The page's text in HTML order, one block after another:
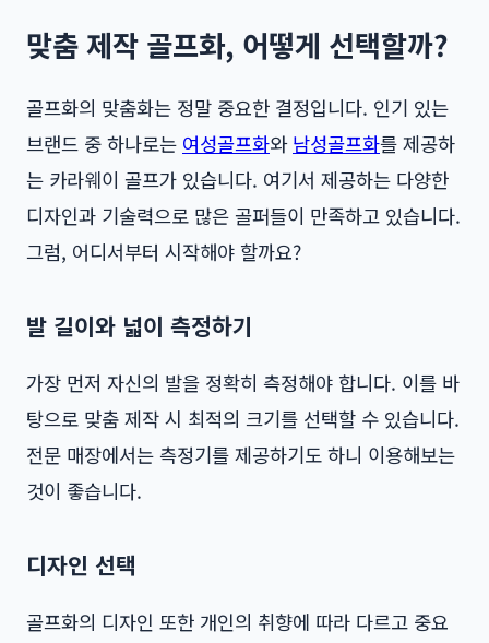
맞춤 제작 골프화, 어떻게 선택할까?
골프화의 맞춤화는 정말 중요한 결정입니다. 인기 있는
브랜드 중 하나로는 여성골프화와 남성골프화를 제공하
는 카라웨이 골프가 있습니다. 여기서 제공하는 다양한
디자인과 기술력으로 많은 골퍼들이 만족하고 있습니다.
그럼, 어디서부터 시작해야 할까요?
발 길이와 넓이 측정하기
가장 먼저 자신의 발을 정확히 측정해야 합니다. 이를 바
탕으로 맞춤 제작 시 최적의 크기를 선택할 수 있습니다.
전문 매장에서는 측정기를 제공하기도 하니 이용해보는
것이 좋습니다.
디자인 선택
골프화의 디자인 또한 개인의 취향에 따라 다르고 중요